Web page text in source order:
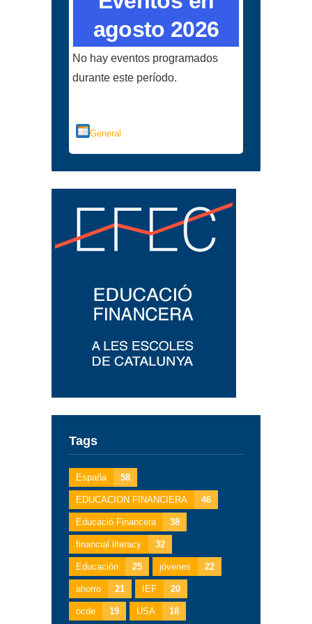
agosto 2026
No hay eventos programados
durante este período.
General
Tags
España 58
EDUCACION FINANCIERA 46
Educació Financera 38
financial literacy 32
Educación 25 jóvenes 22
ahorro 21 IEF 20
ocde 19 USA 18